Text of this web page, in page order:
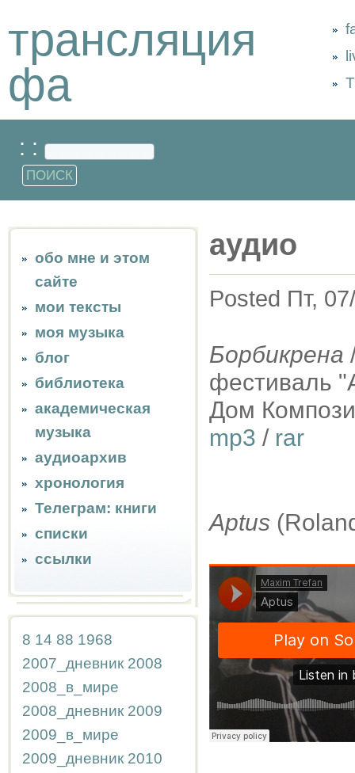
трансляция
фа
: :
обо мне и этом
сайте
мои тексты
моя музыка
блог
библиотека
академическая
музыка
аудиоархив
хронология
Телеграм: книги
списки
ссылки
8 14 88 1968
2007_дневник 2008
2008_в_мире
2008_дневник 2009
2009_в_мире
2009_дневник 2010
аудио
Posted Пт,
Борбикрена
фестиваль
Дом
mp3 / rar
Aptus